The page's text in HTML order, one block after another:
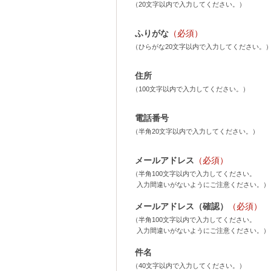
（20文字以内で入力してください。）
ふりがな （必須）
（ひらがな20文字以内で入力してください。
住所
（100文字以内で入力してください。）
電話番号
（半角20文字以内で入力してください。）
メールアドレス （必須）
（半角100文字以内で入力してください。
入力間違いがないようにご注意ください。）
メールアドレス（確認） （必須）
（半角100文字以内で入力してください。
入力間違いがないようにご注意ください。）
件名
（40文字以内で入力してください。）